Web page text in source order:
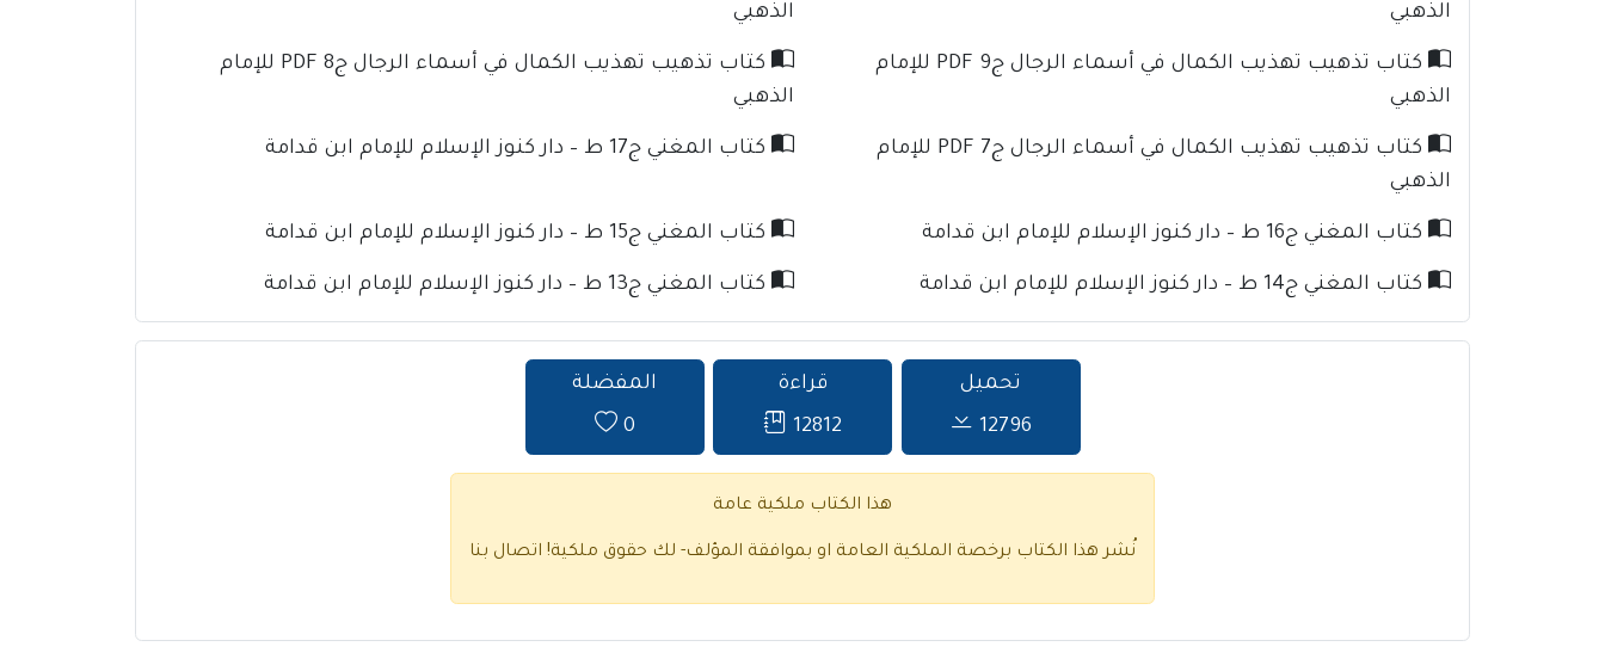
الذهبي
الذهبي
كتاب تذهيب تهذيب الكمال في أسماء الرجال ج9 PDF للإمام
الذهبي
كتاب تذهيب تهذيب الكمال في أسماء الرجال ج8 PDF للإمام
الذهبي
كتاب تذهيب تهذيب الكمال في أسماء الرجال ج7 PDF للإمام
الذهبي
كتاب المغني ج17 ط – دار كنوز الإسلام للإمام ابن قدامة
كتاب المغني ج16 ط – دار كنوز الإسلام للإمام ابن قدامة كتاب المغني ج15 ط – دار كنوز الإسلام للإمام ابن قدامة
كتاب المغني ج14 ط – دار كنوز الإسلام للإمام ابن قدامة كتاب المغني ج13 ط – دار كنوز الإسلام للإمام ابن قدامة
تحميل
12796
قراءة
12812
المفضلة
0
هذا الكتاب ملكية عامة
نُشر هذا الكتاب برخصة الملكية العامة او بموافقة المؤلف- لك حقوق ملكية! اتصال بنا